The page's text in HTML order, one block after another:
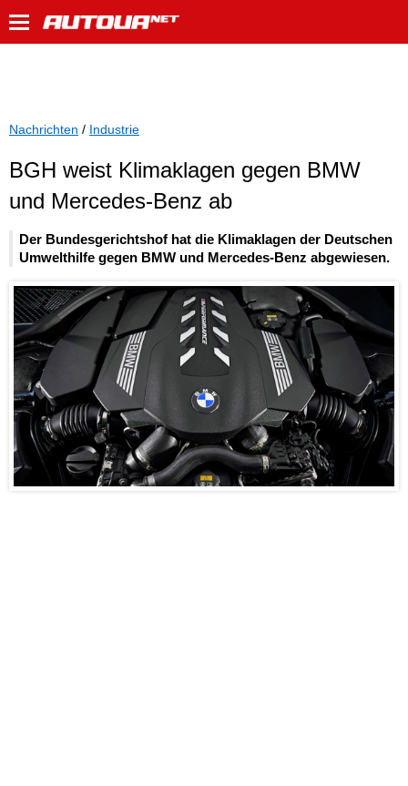
Nachrichten / Industrie
BGH weist Klimaklagen gegen BMW
und Mercedes-Benz ab
Der Bundesgerichtshof hat die Klimaklagen der Deutschen
Umwelthilfe gegen BMW und Mercedes-Benz abgewiesen.